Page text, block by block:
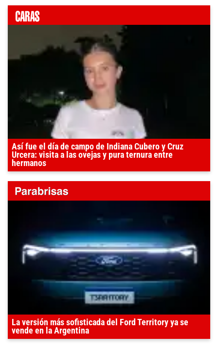
Así fue el día de campo de Indiana Cubero y Cruz
Urcera: visita a las ovejas y pura ternura entre
hermanos
La versión más sofisticada del Ford Territory ya se
vende en la Argentina